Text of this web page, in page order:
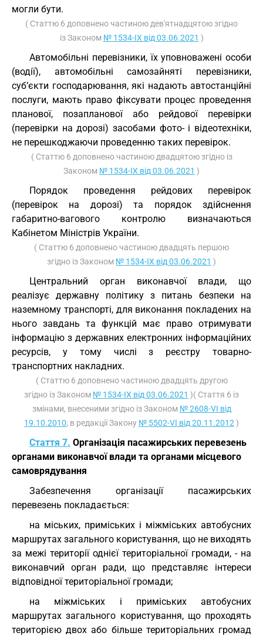
могли бути.
( Статтю 6 доповнено частиною дев'ятнадцятою згідно
із Законом № 1534-IX від 03.06.2021 )
Автомобільні перевізники, їх уповноважені особи
(водії), автомобільні самозайняті перевізники,
суб’єкти господарювання, які надають автостанційні
послуги, мають право фіксувати процес проведення
планової, позапланової або рейдової перевірки
(перевірки на дорозі) засобами фото- і відеотехніки,
не перешкоджаючи проведенню таких перевірок.
( Статтю 6 доповнено частиною двадцятою згідно із
Законом № 1534-IX від 03.06.2021 )
Порядок проведення рейдових перевірок
(перевірок на дорозі) та порядок здійснення
габаритно-вагового контролю визначаються
Кабінетом Міністрів України.
( Статтю 6 доповнено частиною двадцять першою
згідно із Законом № 1534-IX від 03.06.2021 )
Центральний орган виконавчої влади, що
реалізує державну політику з питань безпеки на
наземному транспорті, для виконання покладених на
нього завдань та функцій має право отримувати
інформацію з державних електронних інформаційних
ресурсів, у тому числі з реєстру товарно-
транспортних накладних.
( Статтю 6 доповнено частиною двадцять другою
згідно із Законом № 1534-IX від 03.06.2021 )( Стаття 6 із
змінами, внесеними згідно із Законом № 2608-VI від
19.10.2010; в редакції Закону № 5502-VI від 20.11.2012 )
Стаття 7. Організація пасажирських перевезень
органами виконавчої влади та органами місцевого
самоврядування
Забезпечення організації пасажирських
перевезень покладається:
на міських, приміських і міжміських автобусних
маршрутах загального користування, що не виходять
за межі території однієї територіальної громади, - на
виконавчий орган ради, що представляє інтереси
відповідної територіальної громади;
на міжміських і приміських автобусних
маршрутах загального користування, що проходять
територією двох або більше територіальних громад